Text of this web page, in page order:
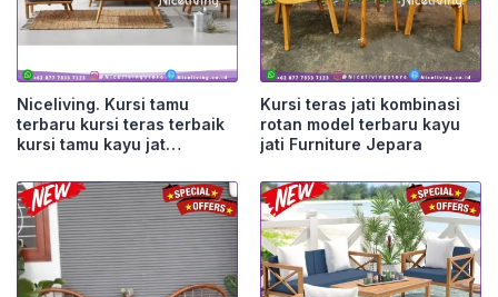
Niceliving. Kursi tamu
terbaru kursi teras terbaik
kursi tamu kayu jat
Kursi teras jati kombinasi
rotan model terbaru kayu
jati Furniture Jepara